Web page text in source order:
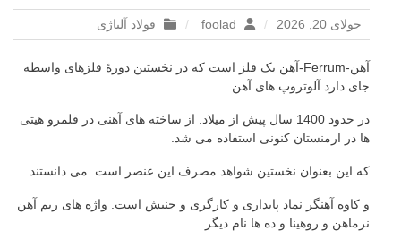
جولای 20, 2026 فولاد آلیاژی
آهن-Ferrum-آهن یک فلز است که در نخستین دورۀ فلزهای واسطه
جای دارد.آلوتروپ های آهن
در حدود 1400 سال پیش از میلاد. از ساخته های آهنی در قلمرو هیتی
ها در ارمنستان کنونی استفاده می شد.
که این بعنوان نخستین شواهد مصرف این عنصر است. می دانستند.
و کاوه آهنگر نماد پایداری و کارگری و جنبش است. واژه های ریم آهن
نرماهن و روهینا و ده ها نام دیگر.